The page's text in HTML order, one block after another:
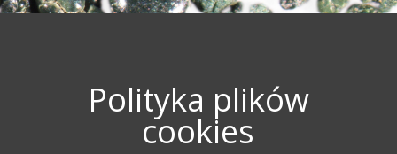
Polityka plików
cookies